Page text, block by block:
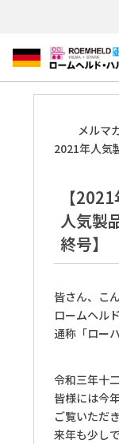
メルマ
2021年人気
【
人気製
終号】
皆さん、こ
ロームヘル
通称「ロー
令和三年十
皆様には今
ご覧いただ
来年も少し